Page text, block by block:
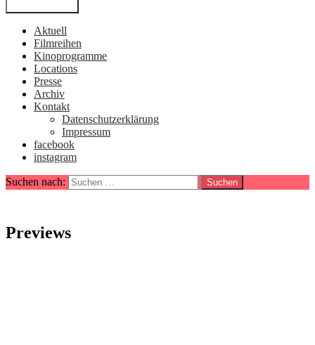
Filmkunstwochen München
Aktuell
Filmreihen
Kinoprogramme
Locations
Presse
Archiv
Kontakt
Datenschutzerklärung
Impressum
facebook
instagram
Suchen nach:
Previews